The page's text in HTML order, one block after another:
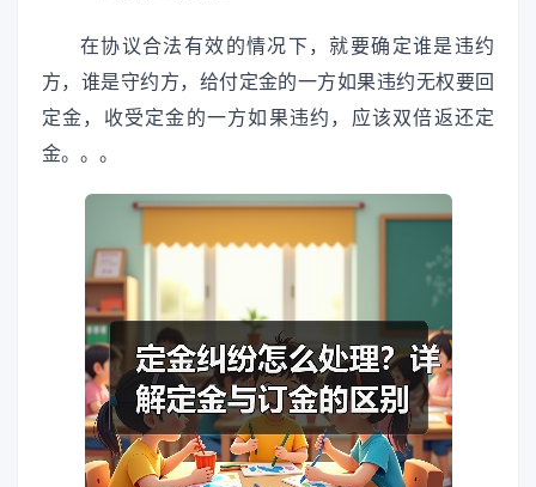
在协议合法有效的情况下，就要确定谁是违约
方，谁是守约方，给付定金的一方如果违约无权要回
定金，收受定金的一方如果违约，应该双倍返还定
金。。。